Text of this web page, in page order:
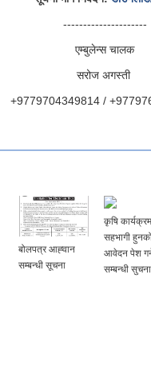
---------------------
एम्बुलेन्स चालक
सरोज अगस्ती
+9779704349814 /
बोलपत्र आह्‍वान
सम्बन्धी सूचना
कृषि
सहभागी
आवेदन पेश
सम्बन्धी सुचना